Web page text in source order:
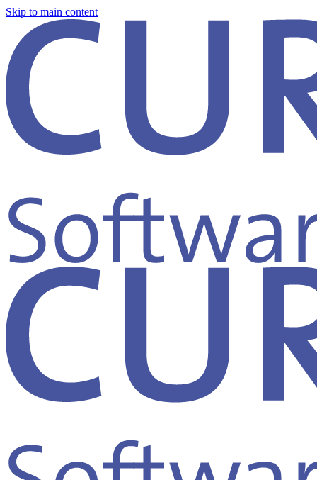
Skip to main content